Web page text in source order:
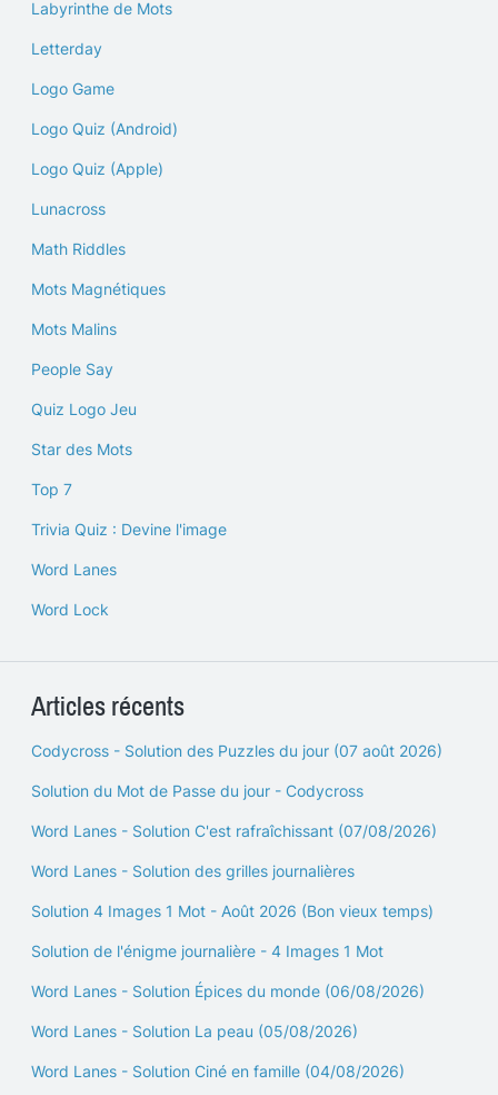
Labyrinthe de Mots
Letterday
Logo Game
Logo Quiz (Android)
Logo Quiz (Apple)
Lunacross
Math Riddles
Mots Magnétiques
Mots Malins
People Say
Quiz Logo Jeu
Star des Mots
Top 7
Trivia Quiz : Devine l'image
Word Lanes
Word Lock
Articles récents
Codycross - Solution des Puzzles du jour (07 août 2026)
Solution du Mot de Passe du jour - Codycross
Word Lanes - Solution C'est rafraîchissant (07/08/2026)
Word Lanes - Solution des grilles journalières
Solution 4 Images 1 Mot - Août 2026 (Bon vieux temps)
Solution de l'énigme journalière - 4 Images 1 Mot
Word Lanes - Solution Épices du monde (06/08/2026)
Word Lanes - Solution La peau (05/08/2026)
Word Lanes - Solution Ciné en famille (04/08/2026)